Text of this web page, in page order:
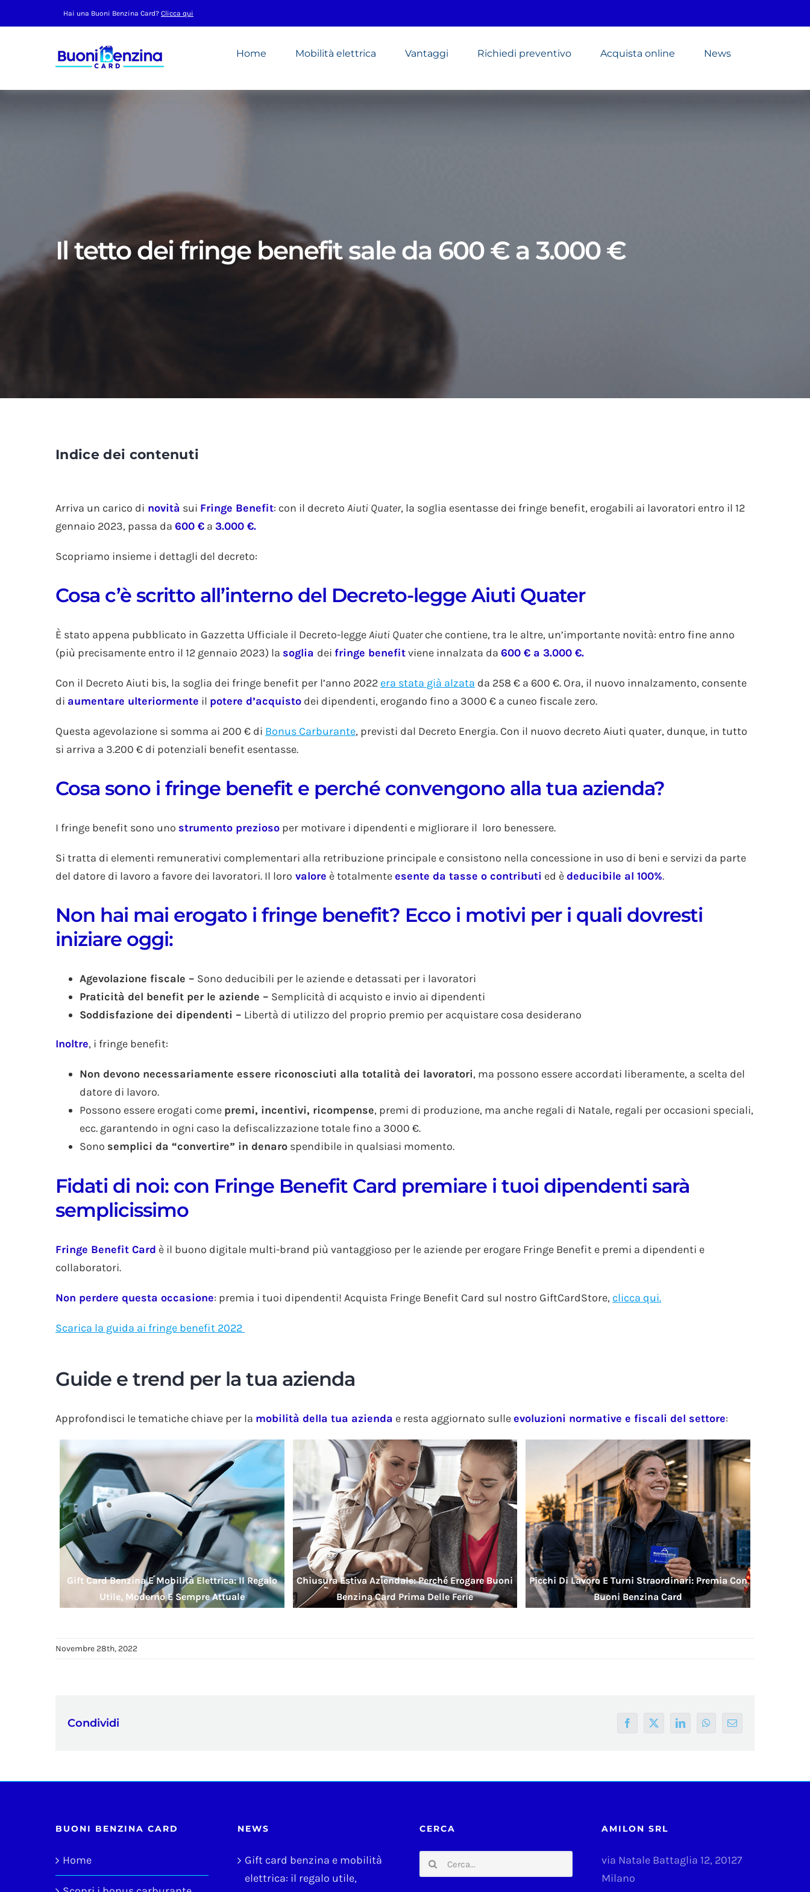
al
Hai una Buoni Benzina Card? Clicca qui
Home Mobilità elettrica Vantaggi Richiedi preventivo Acquista online News
Il tetto dei fringe benefit sale da 600 € a 3.000 €
Indice dei contenuti
Arriva un carico di novità sui Fringe Benefit: con il decreto Aiuti Quater, la soglia esentasse dei fringe benefit, erogabili ai lavoratori entro il 12
gennaio 2023, passa da 600 €a 3.000 €.
Scopriamo insieme i dettagli del decreto:
Cosa c’è scritto all’interno del Decreto-legge Aiuti Quater
È stato appena pubblicato in Gazzetta Ufficiale il Decreto-leggeAiuti Quaterche contiene, tra le altre, un’importante novità: entro fine anno
(più precisamente entro il 12 gennaio 2023) la soglia dei fringe benefitviene innalzata da 600 € a 3.000 €.
Con il Decreto Aiuti bis, la soglia dei fringe benefit per l’anno 2022 era stata già alzata da 258 € a 600 €. Ora, il nuovo innalzamento, consente
di aumentare ulteriormente il potere d’acquistodei dipendenti, erogando fino a 3000 € a cuneo fiscale zero.
Questa agevolazione si somma ai 200 € di Bonus Carburante, previsti dal Decreto Energia. Con il nuovo decreto Aiuti quater, dunque, in tutto
si arriva a 3.200 € di potenziali benefit esentasse.
Cosa sono i fringe benefit e perché convengono alla tua azienda?
I fringe benefit sono uno strumento preziosoper motivare i dipendenti e migliorare il loro benessere.
Si tratta di elementi remunerativi complementari alla retribuzione principale e consistono nella concessione in uso di beni e servizi da parte
del datore di lavoro a favore dei lavoratori. Il loro valore è totalmenteesente da tasse o contributi ed è deducibile al 100%.
Non hai mai erogato i fringe benefit? Ecco i motivi per i quali dovresti
iniziare oggi:
Agevolazione fiscale – Sono deducibili per le aziende e detassati per i lavoratori
Praticità del benefit per le aziende – Semplicità di acquisto e invio ai dipendenti
Soddisfazione dei dipendenti – Libertà di utilizzo del proprio premio per acquistare cosa desiderano
Inoltre, i fringe benefit:
Non devono necessariamente essere riconosciuti alla totalità dei lavoratori, ma possono essere accordati liberamente, a scelta del
datore di lavoro.
Possono essere erogati come premi, incentivi, ricompense, premi di produzione, ma anche regali di Natale, regali per occasioni speciali,
ecc. garantendo in ogni caso la defiscalizzazione totale fino a 3000 €.
Sono semplici da “convertire” in denarospendibile in qualsiasi momento.
Fidati di noi: con Fringe Benefit Card premiare i tuoi dipendenti sarà
semplicissimo
Fringe Benefit Card è il buono digitale multi-brand più vantaggioso per le aziende per erogare Fringe Benefit e premi a dipendenti e
collaboratori.
Non perdere questa occasione: premia i tuoi dipendenti! Acquista Fringe Benefit Card sul nostro GiftCardStore, clicca qui.
Scarica la guida ai fringe benefit 2022
Guide e trend per la tua azienda
Approfondisci le tematiche chiave per la mobilità della tua azienda e resta aggiornato sulleevoluzioni normative e fiscali del settore:
Gift Card Benzina E Mobilità Elettrica: Il Regalo
Utile, Moderno E Sempre Attuale
Chiusura Estiva Aziendale: Perché Erogare Buoni
Benzina Card Prima Delle Ferie
Picchi Di Lavoro E Turni Straordinari: Premia Con
Buoni Benzina Card
Novembre 28th, 2022
Condividi Facebook
X LinkedInWhatsApp
Email
BUONI BENZINA CARD
Home
NEWS
Gift card benzina e mobilità
elettrica: il regalo utile,
CERCA
Cerca
per:
AMILON SRL
via Natale Battaglia 12, 20127
Milano